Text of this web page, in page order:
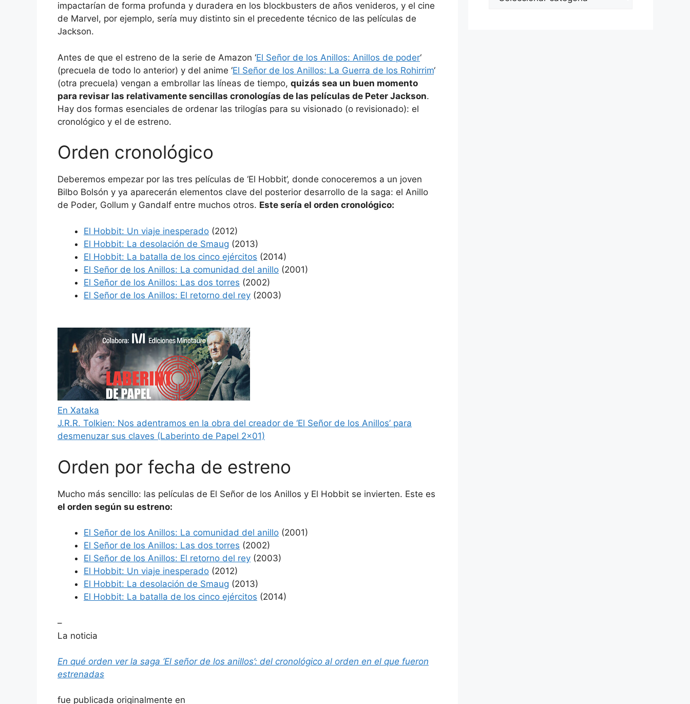
impactarían de forma profunda y duradera en los blockbusters de años venideros, y el cine
de Marvel, por ejemplo, sería muy distinto sin el precedente técnico de las películas de
Jackson.
Antes de que el estreno de la serie de Amazon ‘El Señor de los Anillos: Anillos de poder‘
(precuela de todo lo anterior) y del anime ‘El Señor de los Anillos: La Guerra de los Rohirrim‘
(otra precuela) vengan a embrollar las líneas de tiempo, quizás sea un buen momento
para revisar las relativamente sencillas cronologías de las películas de Peter Jackson.
Hay dos formas esenciales de ordenar las trilogías para su visionado (o revisionado): el
cronológico y el de estreno.
Orden cronológico
Deberemos empezar por las tres películas de ‘El Hobbit’, donde conoceremos a un joven
Bilbo Bolsón y ya aparecerán elementos clave del posterior desarrollo de la saga: el Anillo
de Poder, Gollum y Gandalf entre muchos otros. Este sería el orden cronológico:
El Hobbit: Un viaje inesperado (2012)
El Hobbit: La desolación de Smaug (2013)
El Hobbit: La batalla de los cinco ejércitos (2014)
El Señor de los Anillos: La comunidad del anillo (2001)
El Señor de los Anillos: Las dos torres (2002)
El Señor de los Anillos: El retorno del rey (2003)
En Xataka
J.R.R. Tolkien: Nos adentramos en la obra del creador de ‘El Señor de los Anillos’ para
desmenuzar sus claves (Laberinto de Papel 2×01)
Orden por fecha de estreno
Mucho más sencillo: las películas de El Señor de los Anillos y El Hobbit se invierten. Este es
el orden según su estreno:
El Señor de los Anillos: La comunidad del anillo (2001)
El Señor de los Anillos: Las dos torres (2002)
El Señor de los Anillos: El retorno del rey (2003)
El Hobbit: Un viaje inesperado (2012)
El Hobbit: La desolación de Smaug (2013)
El Hobbit: La batalla de los cinco ejércitos (2014)
–
La noticia
En qué orden ver la saga ‘El señor de los anillos’: del cronológico al orden en el que fueron
estrenadas
fue publicada originalmente en